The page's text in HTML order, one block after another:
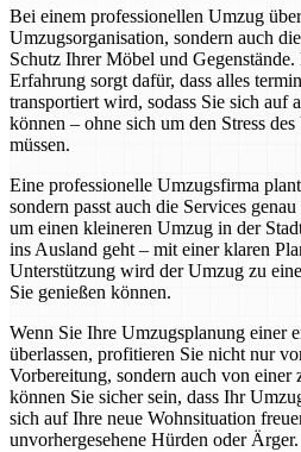
Bei einem professionellen Umzug
Umzugsorganisation, sondern auch
Schutz Ihrer Möbel und
Erfahrung sorgt dafür, dass alles
transportiert wird, sodass Sie sich auf
können – ohne sich um den Stress
müssen.
Eine professionelle Umzugsfirma
sondern passt auch die Services
um einen kleineren Umzug in der
ins Ausland geht – mit einer klaren
Unterstützung wird der Umzug zu
Sie genießen können.
Wenn Sie Ihre Umzugsplanung einer
überlassen, profitieren Sie nicht nur
Vorbereitung, sondern auch von einer
können Sie sicher sein, dass Ihr
sich auf Ihre neue Wohnsituation
unvorhergesehene Hürden oder Ärger.